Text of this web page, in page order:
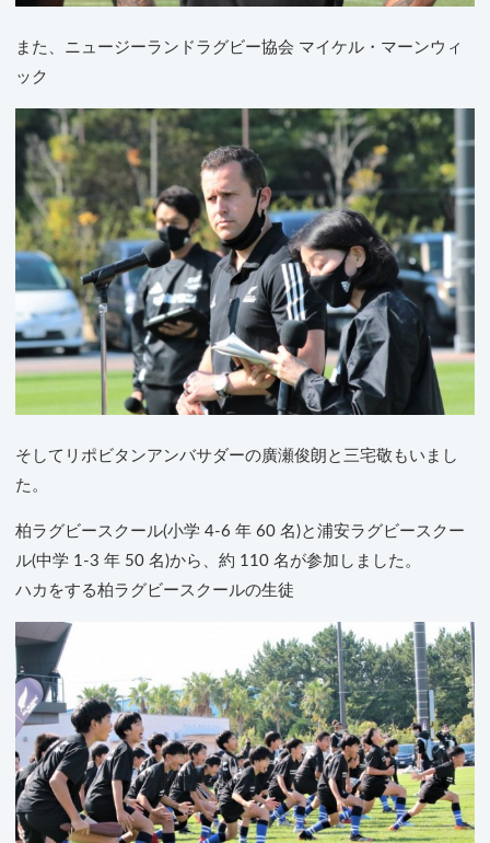
また、ニュージーランドラグビー協会 マイケル・マーンウィ
ック
そしてリポビタンアンバサダーの廣瀬俊朗と三宅敬もいまし
た。
柏ラグビースクール(小学 4-6 年 60 名)と浦安ラグビースクー
ル(中学 1-3 年 50 名)から、約 110 名が参加しました。
ハカをする柏ラグビースクールの生徒